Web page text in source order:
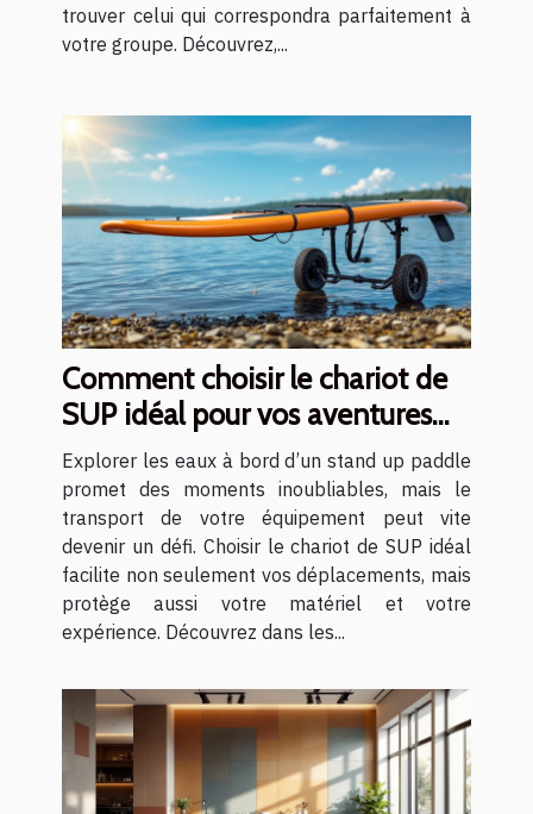
trouver celui qui correspondra parfaitement à
votre groupe. Découvrez,...
Comment choisir le chariot de
SUP idéal pour vos aventures
aquatiques ?
Explorer les eaux à bord d’un stand up paddle
promet des moments inoubliables, mais le
transport de votre équipement peut vite
devenir un défi. Choisir le chariot de SUP idéal
facilite non seulement vos déplacements, mais
protège aussi votre matériel et votre
expérience. Découvrez dans les...